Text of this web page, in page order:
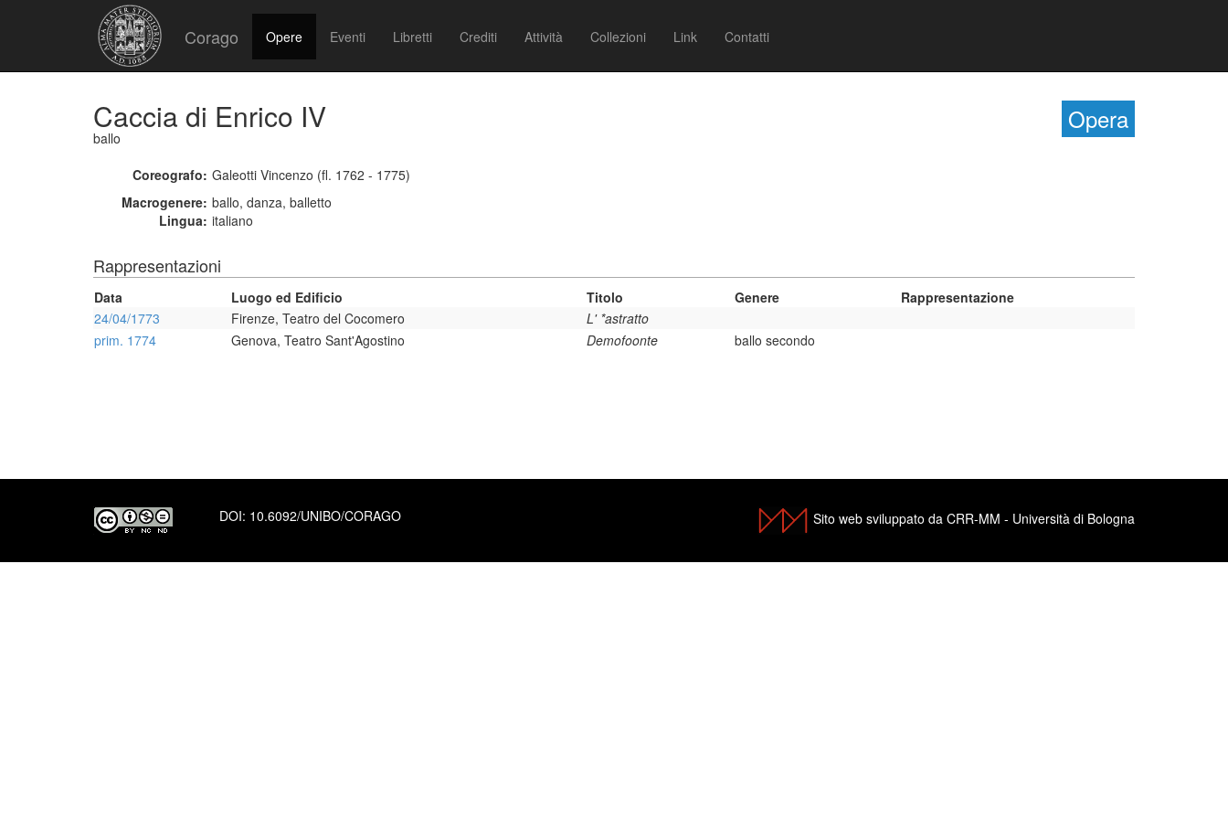
Corago Opere Eventi Libretti Crediti Attività Collezioni Link Contatti
Opera
Caccia di Enrico IV
ballo
Coreografo: Galeotti Vincenzo (fl. 1762 - 1775)
Macrogenere: ballo, danza, balletto
Lingua: italiano
Rappresentazioni
Data Luogo ed Edificio Titolo Genere
Rappresentazione
24/04/1773
Firenze, Teatro del Cocomero
L' *astratto
prim. 1774
Genova, Teatro Sant'Agostino Demofoonte ballo secondo
DOI: 10.6092/UNIBO/CORAGO Sito web sviluppato da CRR-MM - Università di Bologna